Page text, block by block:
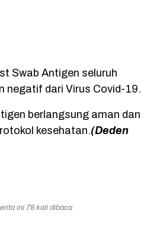
Swab Antigen seluruh
negatif dari Virus Covid-19.
berlangsung aman dan
kesehatan.(Deden
ini 78 kali dibaca